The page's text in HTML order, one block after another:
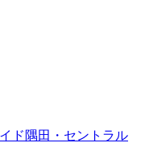
ド隅田・セントラル